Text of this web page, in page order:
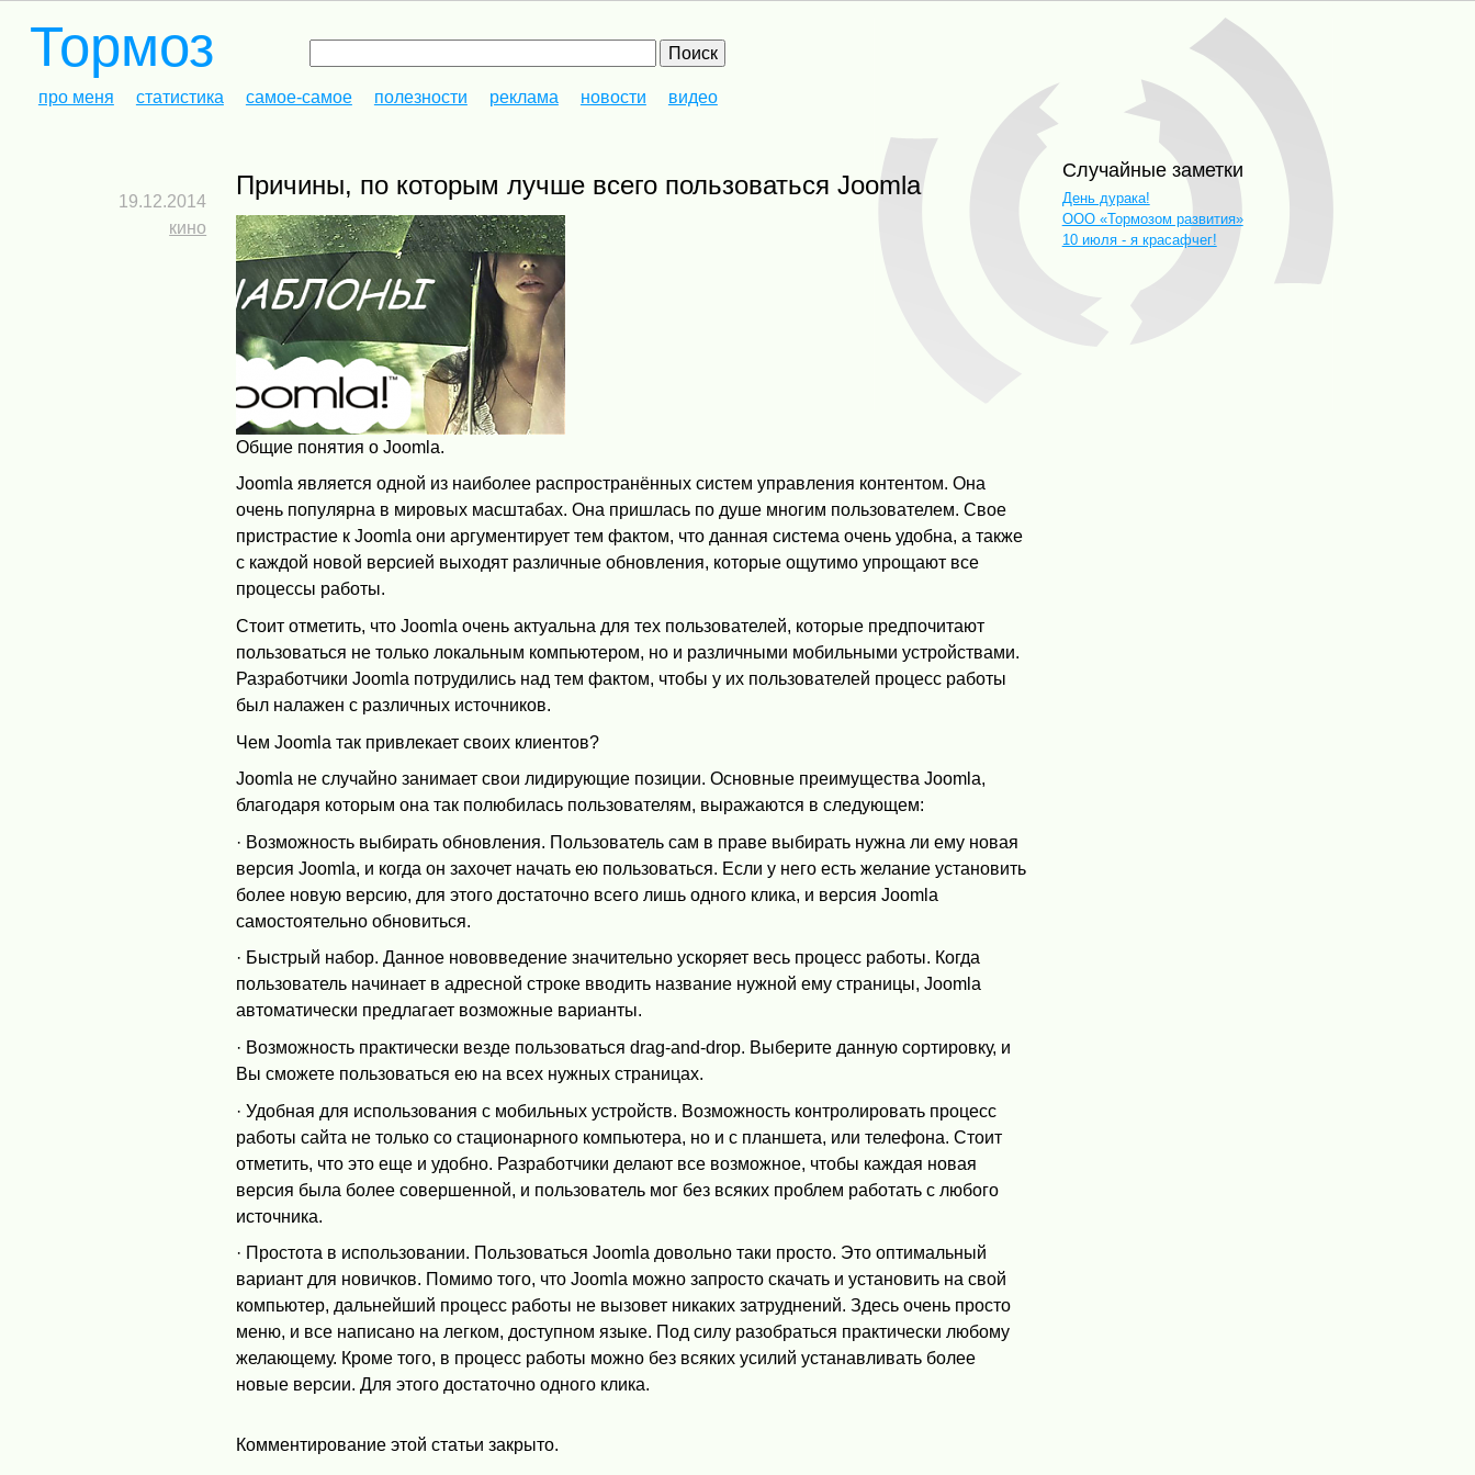
Тормоз
про меня статистика самое-самое полезности реклама новости видео
Причины, по которым лучше всего пользоваться Joomla
19.12.2014
кино
Общие понятия о Joomla.
Joomla является одной из наиболее распространённых систем управления контентом. Она
очень популярна в мировых масштабах. Она пришлась по душе многим пользователем. Свое
пристрастие к Joomla они аргументирует тем фактом, что данная система очень удобна, а также
с каждой новой версией выходят различные обновления, которые ощутимо упрощают все
процессы работы.
Стоит отметить, что Joomla очень актуальна для тех пользователей, которые предпочитают
пользоваться не только локальным компьютером, но и различными мобильными устройствами.
Разработчики Joomla потрудились над тем фактом, чтобы у их пользователей процесс работы
был налажен с различных источников.
Чем Joomla так привлекает своих клиентов?
Joomla не случайно занимает свои лидирующие позиции. Основные преимущества Joomla,
благодаря которым она так полюбилась пользователям, выражаются в следующем:
· Возможность выбирать обновления. Пользователь сам в праве выбирать нужна ли ему новая
версия Joomla, и когда он захочет начать ею пользоваться. Если у него есть желание установить
более новую версию, для этого достаточно всего лишь одного клика, и версия Joomla
самостоятельно обновиться.
· Быстрый набор. Данное нововведение значительно ускоряет весь процесс работы. Когда
пользователь начинает в адресной строке вводить название нужной ему страницы, Joomla
автоматически предлагает возможные варианты.
· Возможность практически везде пользоваться drag-and-drop. Выберите данную сортировку, и
Вы сможете пользоваться ею на всех нужных страницах.
· Удобная для использования с мобильных устройств. Возможность контролировать процесс
работы сайта не только со стационарного компьютера, но и с планшета, или телефона. Стоит
отметить, что это еще и удобно. Разработчики делают все возможное, чтобы каждая новая
версия была более совершенной, и пользователь мог без всяких проблем работать с любого
источника.
· Простота в использовании. Пользоваться Joomla довольно таки просто. Это оптимальный
вариант для новичков. Помимо того, что Joomla можно запросто скачать и установить на свой
компьютер, дальнейший процесс работы не вызовет никаких затруднений. Здесь очень просто
меню, и все написано на легком, доступном языке. Под силу разобраться практически любому
желающему. Кроме того, в процесс работы можно без всяких усилий устанавливать более
новые версии. Для этого достаточно одного клика.
Комментирование этой статьи закрыто.
Случайные заметки
День дурака!
ООО «Тормозом развития»
10 июля - я красафчег!